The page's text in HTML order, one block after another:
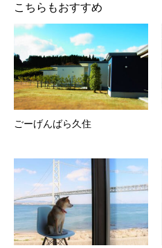
こちらもおすすめ
ごーげんばら久住